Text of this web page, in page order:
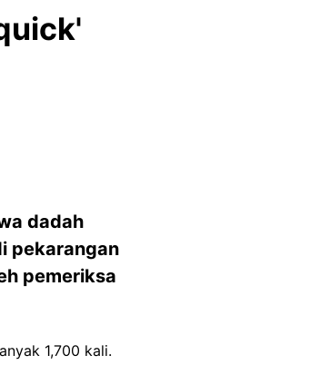
dadah
pekarangan
pemeriksa
1,700 kali.